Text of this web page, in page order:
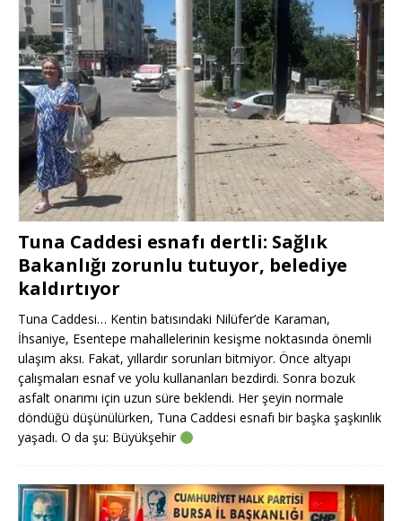
Tuna Caddesi esnafı dertli: Sağlık
Bakanlığı zorunlu tutuyor, belediye
kaldırtıyor
Tuna Caddesi… Kentin batısındaki Nilüfer’de Karaman,
İhsaniye, Esentepe mahallelerinin kesişme noktasında önemli
ulaşım aksı. Fakat, yıllardır sorunları bitmiyor. Önce altyapı
çalışmaları esnaf ve yolu kullananları bezdirdi. Sonra bozuk
asfalt onarımı için uzun süre beklendi. Her şeyin normale
döndüğü düşünülürken, Tuna Caddesi esnafı bir başka şaşkınlık
yaşadı. O da şu: Büyükşehir